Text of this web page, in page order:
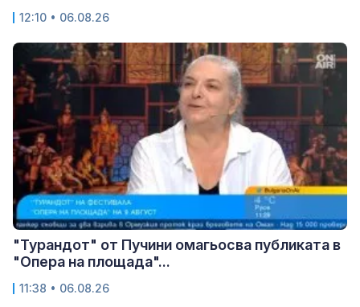
12:10 • 06.08.26
"Турандот" от Пучини омагьосва публиката в
"Опера на площада"...
11:38 • 06.08.26